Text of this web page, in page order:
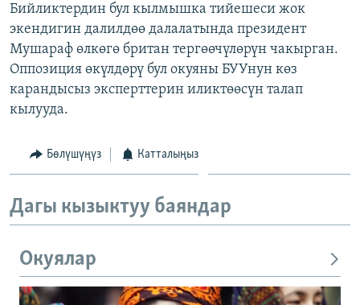
ЭЖЕ-СИҢДИЛЕР
АЗАТТЫК+
ЫҢГАЙСЫЗ СУРООЛОР
ОНЛАЙН ШЕРИНЕ
Бийликтердин бул кылмышка тийешеси жок
экендигин далилдөө далалатында президент
Мушараф өлкөгө британ тергөөчүлөрүн чакырган.
Оппозиция өкүлдөрү бул окуяны БУУнун көз
карандысыз эксперттерин иликтөөсүн талап
кылууда.
Бөлүшүңүз Катталыңыз
Дагы кызыктуу баяндар
Окуялар